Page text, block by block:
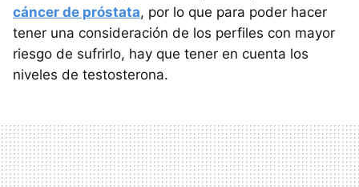
cáncer de próstata, por lo que para poder hacer
tener una consideración de los perfiles con mayor
riesgo de sufrirlo, hay que tener en cuenta los
niveles de testosterona.